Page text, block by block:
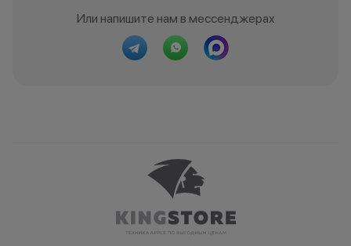
Или напишите нам в мессенджерах